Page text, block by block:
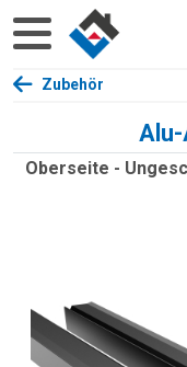
Zubehör
Oberseite -